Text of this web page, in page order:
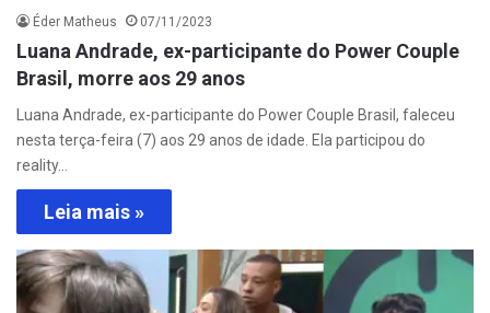
Éder Matheus 07/11/2023
Luana Andrade, ex-participante do Power Couple
Brasil, morre aos 29 anos
Luana Andrade, ex-participante do Power Couple Brasil, faleceu
nesta terça-feira (7) aos 29 anos de idade. Ela participou do
reality…
Leia mais »